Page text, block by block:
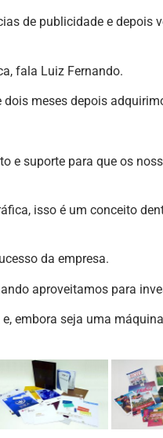
de publicidade e depois
fala Luiz Fernando.
meses depois
e suporte para que os
isso é um conceito
da empresa.
aproveitamos para
embora seja uma